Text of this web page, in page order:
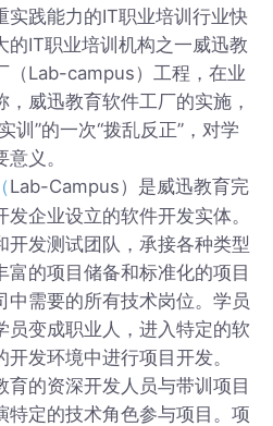
实践能力的IT职业培训行业快
的IT职业培训机构之一威迅教
（Lab-campus）工程，在业
威迅教育软件工厂的实施，
训”的一次“拨乱反正”，对学
义。
（Lab-Campus）是威迅教育完
企业设立的软件开发实体。
开发测试团队，承接各种类型
富的项目储备和标准化的项目
中需要的所有技术岗位。学员
员变成职业人，进入特定的软
发环境中进行项目开发。
的资深开发人员与带训项目
特定的技术角色参与项目。项